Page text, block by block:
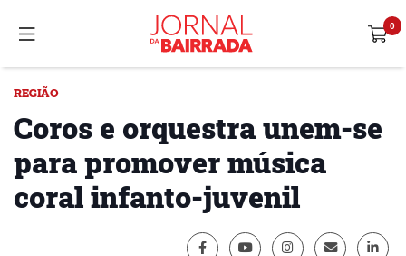
REGIÃO
Coros e orquestra unem-se
para promover música
coral infanto-juvenil